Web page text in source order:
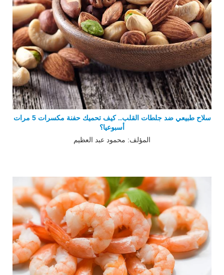
سلاح طبيعي ضد جلطات القلب.. كيف تحميك حفنة مكسرات 5 مرات
أسبوعيا؟
المؤلف: محمود عبد العظيم